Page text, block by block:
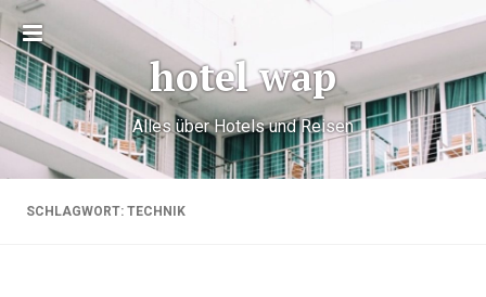
Toggle
sidebar hotel wap
Alles über Hotels und Reisen
SCHLAGWORT: TECHNIK